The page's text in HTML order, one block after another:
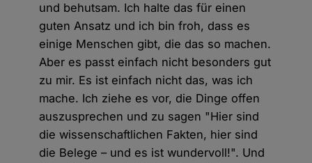
und behutsam. Ich halte das für einen
guten Ansatz und ich bin froh, dass es
einige Menschen gibt, die das so machen.
Aber es passt einfach nicht besonders gut
zu mir. Es ist einfach nicht das, was ich
mache. Ich ziehe es vor, die Dinge offen
auszusprechen und zu sagen "Hier sind
die wissenschaftlichen Fakten, hier sind
die Belege – und es ist wundervoll!". Und